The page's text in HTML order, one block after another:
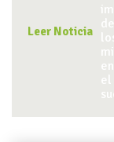
Leer Noticia